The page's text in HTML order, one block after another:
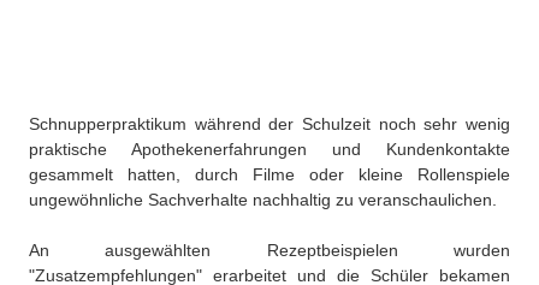
Schnupperpraktikum während der Schulzeit noch sehr wenig
praktische Apothekenerfahrungen und Kundenkontakte
gesammelt hatten, durch Filme oder kleine Rollenspiele
ungewöhnliche Sachverhalte nachhaltig zu veranschaulichen.
An ausgewählten Rezeptbeispielen wurden
"Zusatzempfehlungen" erarbeitet und die Schüler bekamen